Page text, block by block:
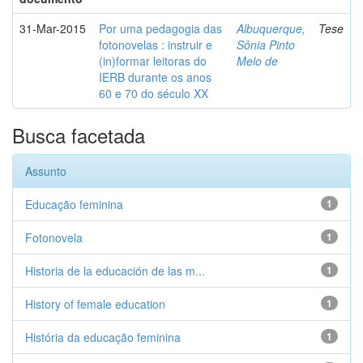
31-Mar-2015
Por uma pedagogia das
fotonovelas : instruir e
(in)formar leitoras do
IERB durante os anos
60 e 70 do século XX
Albuquerque,
Sônia Pinto
Melo de
Tese
Busca facetada
Assunto
1
Educação feminina
1
Fotonovela
1
Historia de la educación de las m...
1
History of female education
1
História da educação feminina